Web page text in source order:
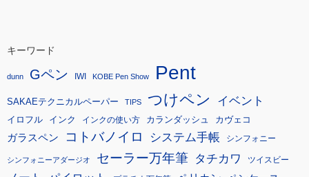
キーワード
dunn Gペン IWI KOBE Pen Show Pent
SAKAEテクニカルペーパー TIPS つけペン イベント
イロフル インク インクの使い方 カランダッシュ カヴェコ
ガラスペン コトバノイロ システム手帳 シンフォニー
シンフォニーアダージオ セーラー万年筆 タチカワ ツイスビー